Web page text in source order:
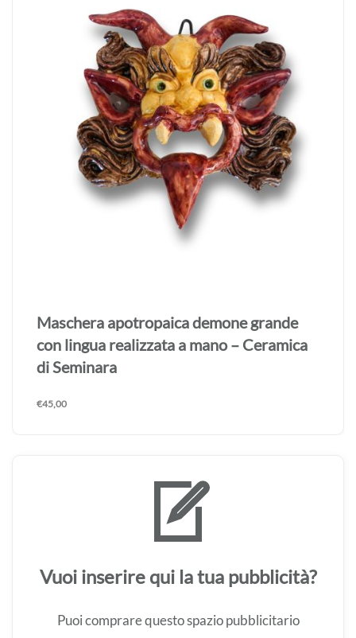
Maschera apotropaica demone grande
con lingua realizzata a mano – Ceramica
di Seminara
€45,00
Vuoi inserire qui la tua pubblicità?
Puoi comprare questo spazio pubblicitario